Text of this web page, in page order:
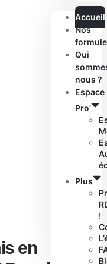
Accueil
Nos
Qui
nous ?
Espace
Pro’
Plus
!
en